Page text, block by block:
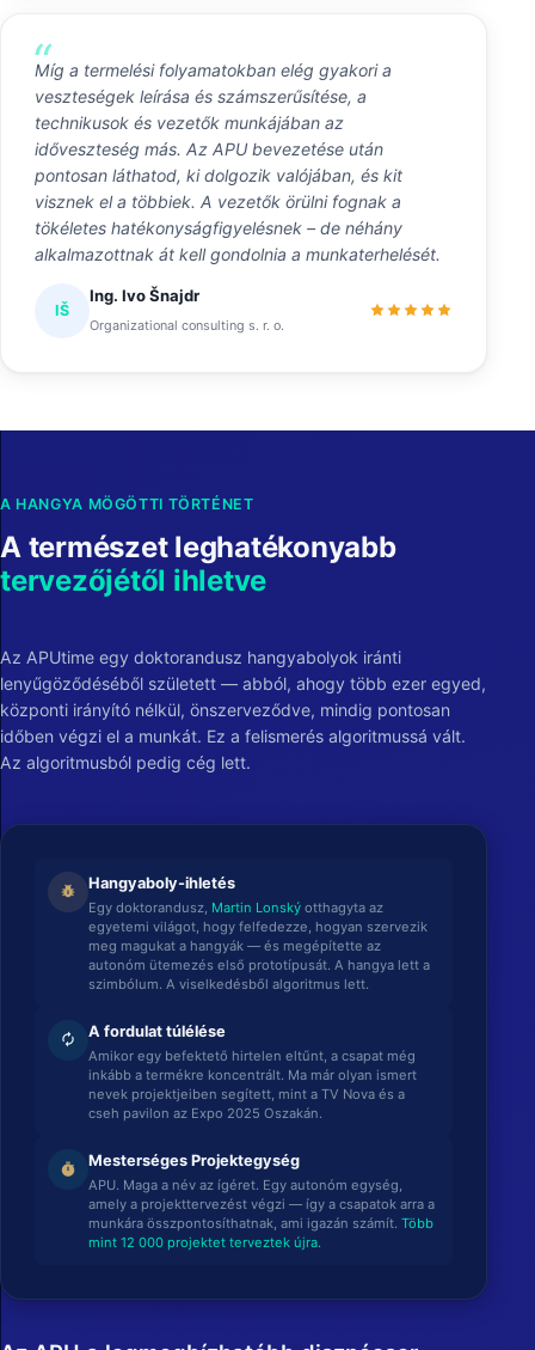
Míg a termelési folyamatokban elég gyakori a
veszteségek leírása és számszerűsítése, a
technikusok és vezetők munkájában az
időveszteség más. Az APU bevezetése után
pontosan láthatod, ki dolgozik valójában, és kit
visznek el a többiek. A vezetők örülni fognak a
tökéletes hatékonyságfigyelésnek – de néhány
alkalmazottnak át kell gondolnia a munkaterhelését.
IŠ
Ing. Ivo Šnajdr
Organizational consulting s. r. o.
A HANGYA MÖGÖTTI TÖRTÉNET
A természet leghatékonyabb
tervezőjétől ihletve
Az APUtime egy doktorandusz hangyabolyok iránti
lenyűgöződéséből született — abból, ahogy több ezer egyed,
központi irányító nélkül, önszerveződve, mindig pontosan
időben végzi el a munkát. Ez a felismerés algoritmussá vált.
Az algoritmusból pedig cég lett.
pest_control Hangyaboly-ihletés
Egy doktorandusz, Martin Lonský otthagyta az
egyetemi világot, hogy felfedezze, hogyan szervezik
meg magukat a hangyák — és megépítette az
autonóm ütemezés első prototípusát. A hangya lett a
szimbólum. A viselkedésből algoritmus lett.
autorenew A fordulat túlélése
Amikor egy befektető hirtelen eltűnt, a csapat még
inkább a termékre koncentrált. Ma már olyan ismert
nevek projektjeiben segített, mint a TV Nova és a
cseh pavilon az Expo 2025 Oszakán.
timer Mesterséges Projektegység
APU. Maga a név az ígéret. Egy autonóm egység,
amely a projekttervezést végzi — így a csapatok arra a
munkára összpontosíthatnak, ami igazán számít.Több
mint 12 000 projektet terveztek újra.